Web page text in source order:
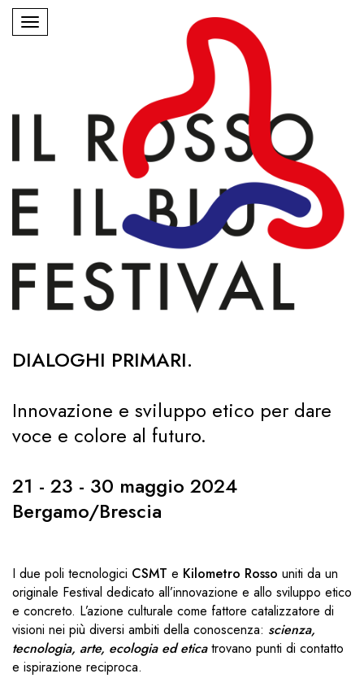
DIALOGHI PRIMARI.
Innovazione e sviluppo etico per dare
voce e colore al futuro.
21 - 23 - 30 maggio 2024
Bergamo/Brescia
I due poli tecnologici CSMT e Kilometro Rosso uniti da un
originale Festival dedicato all’innovazione e allo sviluppo etico
e concreto. L’azione culturale come fattore catalizzatore di
visioni nei più diversi ambiti della conoscenza: scienza,
tecnologia, arte, ecologia ed eticatrovano punti di contatto
e ispirazione reciproca.